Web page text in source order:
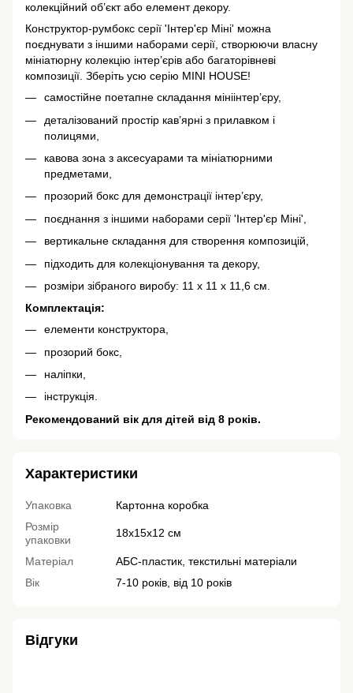
колекційний об’єкт або елемент декору.
Конструктор-румбокс серії 'Інтер'єр Міні' можна
поєднувати з іншими наборами серії, створюючи власну
мініатюрну колекцію інтер’єрів або багаторівневі
композиції. Зберіть усю серію MINI HOUSE!
самостійне поетапне складання мініінтер’єру,
деталізований простір кав’ярні з прилавком і
полицями,
кавова зона з аксесуарами та мініатюрними
предметами,
прозорий бокс для демонстрації інтер’єру,
поєднання з іншими наборами серії 'Інтер'єр Міні',
вертикальне складання для створення композицій,
підходить для колекціонування та декору,
розміри зібраного виробу: 11 х 11 х 11,6 см.
Комплектація:
елементи конструктора,
прозорий бокс,
наліпки,
інструкція.
Рекомендований вік для дітей від 8 років.
Характеристики
Упаковка
Картонна коробка
Розмір
упаковки
18х15х12 см
Матеріал
АБС-пластик, текстильні матеріали
Вік
7-10 років, від 10 років
Відгуки